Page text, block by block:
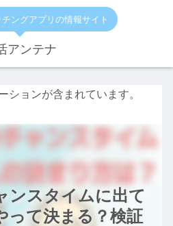
ングアプリの情報サイト
アンテナ
ョンが含まれています。
ンスタイムに出て
って決まる？検証